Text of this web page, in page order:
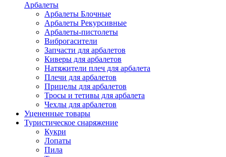
Арбалеты
Арбалеты Блочные
Арбалеты Рекурсивные
Арбалеты-пистолеты
Виброгасители
Запчасти для арбалетов
Киверы для арбалетов
Натяжители плеч для арбалета
Плечи для арбалетов
Прицелы для арбалетов
Тросы и тетивы для арбалета
Чехлы для арбалетов
Уцененные товары
Туристическое снаряжение
Кукри
Лопаты
Пила